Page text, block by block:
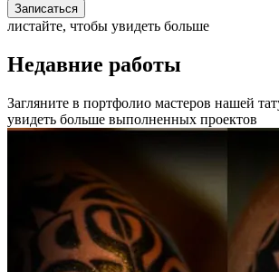
Записаться
листайте, чтобы увидеть больше
Недавние работы
Загляните в портфолио мастеров нашей
увидеть больше выполненных проектов